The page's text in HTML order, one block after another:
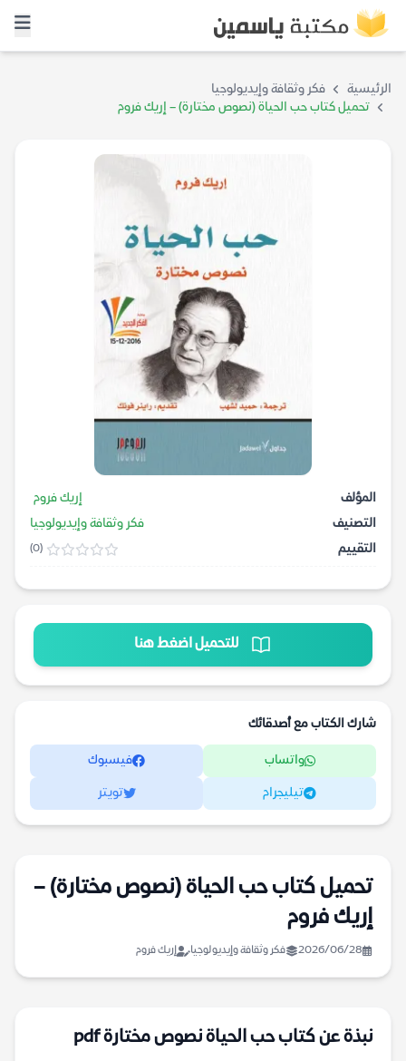
الرئيسية
فكر وثقافة وإيديولوجيا
تحميل كتاب حب الحياة (نصوص مختارة) – إريك فروم
المؤلف
إريك فروم
التصنيف
فكر وثقافة وإيديولوجيا
التقييم
(0)
للتحميل اضغط هنا
شارك الكتاب مع أصدقائك
واتساب فيسبوك
تيليجرام تويتر
تحميل كتاب حب الحياة (نصوص مختارة) –
إريك فروم
2026/06/28 فكر وثقافة وإيديولوجيا إريك فروم
نبذة عن كتاب حب الحياة نصوص مختارة pdf